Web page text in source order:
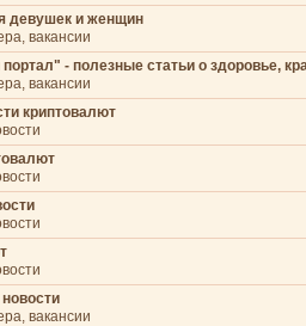
девушек и женщин
вакансии
- полезные статьи о здоровье,
вакансии
криптовалют
вакансии